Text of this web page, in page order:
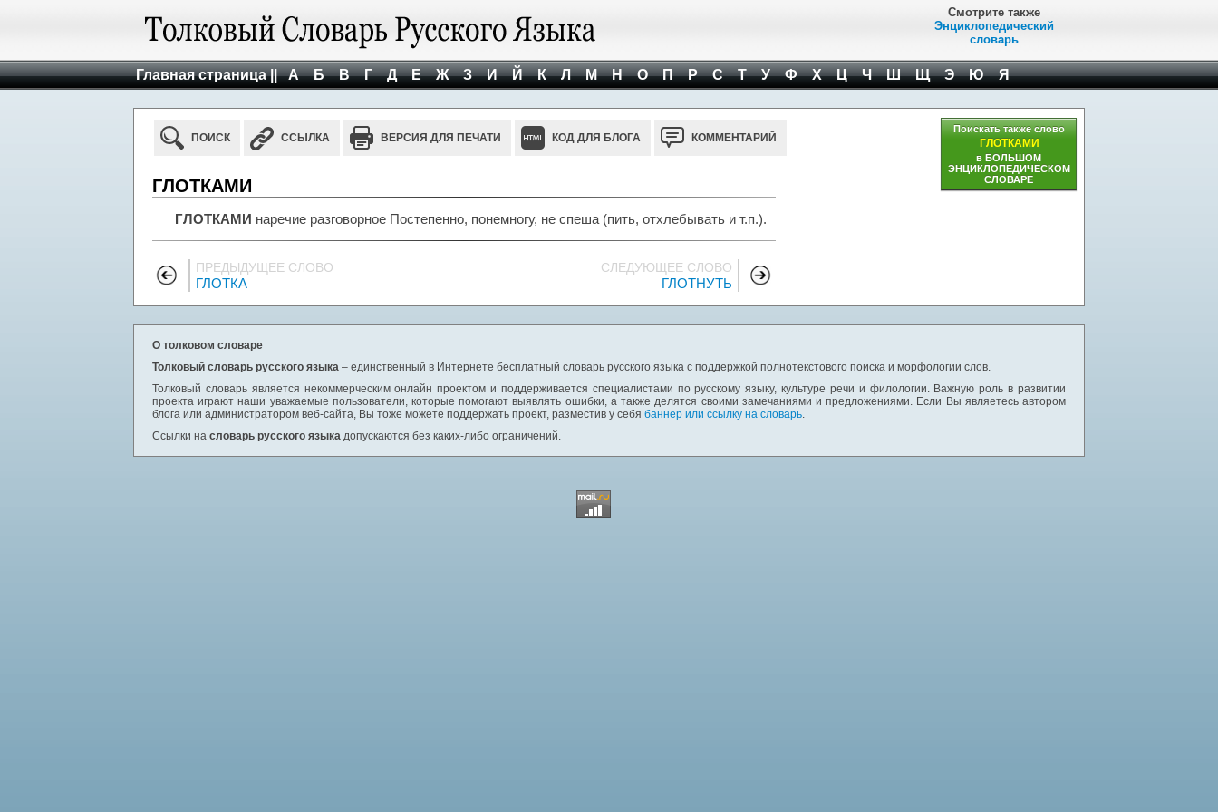
Смотрите также
Энциклопедический
словарь
Главная страница || А Б В Г Д Е Ж З И Й К Л М Н О П Р С Т У Ф Х Ц Ч Ш Щ Э Ю Я
ПОИСК ССЫЛКА ВЕРСИЯ ДЛЯ ПЕЧАТИ КОД ДЛЯ БЛОГА КОММЕНТАРИЙ
ГЛОТКАМИ
ГЛОТКАМИ наречие разговорное Постепенно, понемногу, не спеша (пить, отхлебывать и т.п.).
ПРЕДЫДУЩЕЕ СЛОВО
ГЛОТКА
СЛЕДУЮЩЕЕ СЛОВО
ГЛОТНУТЬ
Поискать также слово
ГЛОТКАМИ
в БОЛЬШОМ
ЭНЦИКЛОПЕДИЧЕСКОМ
СЛОВАРЕ
О толковом словаре
Толковый словарь русского языка – единственный в Интернете бесплатный словарь русского языка с поддержкой полнотекстового поиска и морфологии слов.
Толковый словарь является некоммерческим онлайн проектом и поддерживается специалистами по русскому языку, культуре речи и филологии. Важную роль в развитии
проекта играют наши уважаемые пользователи, которые помогают выявлять ошибки, а также делятся своими замечаниями и предложениями. Если Вы являетесь автором
блога или администратором веб-сайта, Вы тоже можете поддержать проект, разместив у себя баннер или ссылку на словарь.
Ссылки на словарь русского языка допускаются без каких-либо ограничений.